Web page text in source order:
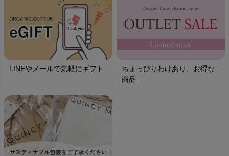
LINEやメールで気軽にギフト
ちょっぴりわけあり、お得な
商品